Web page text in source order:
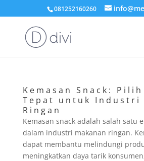
081252160260
Kemasan Snack: Pilih
Tepat untuk Industri
Ringan
Kemasan snack adalah salah satu
dalam industri makanan ringan.
dapat membantu melindungi
meningkatkan daya tarik